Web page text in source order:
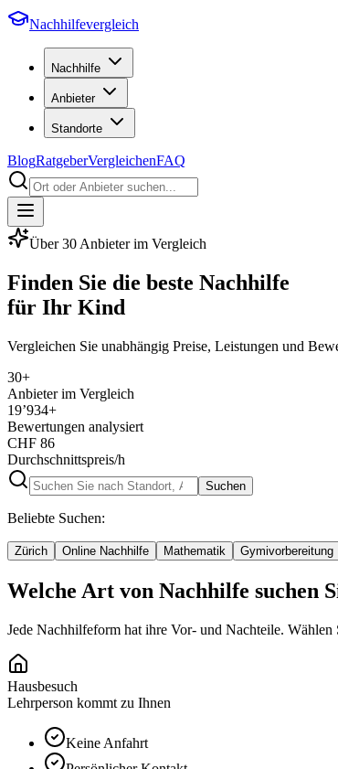
Nachhilfevergleich
Nachhilfe
Anbieter
Standorte
BlogRatgeberVergleichenFAQ
Über30 Anbieter im Vergleich
Finden Sie die beste Nachhilfe
für Ihr Kind
Vergleichen Sie unabhängig Preise, Leistungen und
30+
Anbieter im Vergleich
19’934+
Bewertungen analysiert
CHF 86
Durchschnittspreis/h
Suchen
Beliebte Suchen:
Zürich Online Nachhilfe Mathematik Gymivorbereitung
Welche Art von Nachhilfe suchen
Jede Nachhilfeform hat ihre Vor- und Nachteile. Wählen
Hausbesuch
Lehrperson kommt zu Ihnen
Keine Anfahrt